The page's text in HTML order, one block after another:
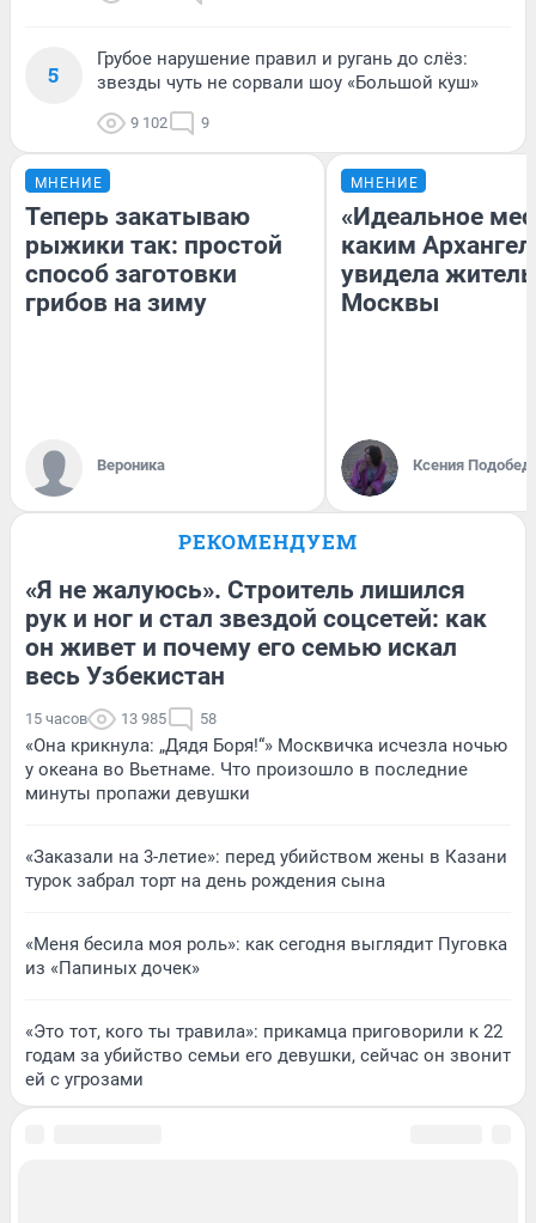
5
Грубое нарушение правил и ругань до слёз:
звезды чуть не сорвали шоу «Большой куш»
9 102 9
МНЕНИЕ
Теперь закатываю
рыжики так: простой
способ заготовки
грибов на зиму
Вероника
МНЕНИЕ
«Идеальное
каким
увидела
Москвы
Ксения
РЕКОМЕНДУЕМ
«Я не жалуюсь». Строитель лишился
рук и ног и стал звездой соцсетей: как
он живет и почему его семью искал
весь Узбекистан
15 часов 13 985 58
«Она крикнула: „Дядя Боря!“» Москвичка исчезла ночью
у океана во Вьетнаме. Что произошло в последние
минуты пропажи девушки
«Заказали на 3-летие»: перед убийством жены в Казани
турок забрал торт на день рождения сына
«Меня бесила моя роль»: как сегодня выглядит Пуговка
из «Папиных дочек»
«Это тот, кого ты травила»: прикамца приговорили к 22
годам за убийство семьи его девушки, сейчас он звонит
ей с угрозами